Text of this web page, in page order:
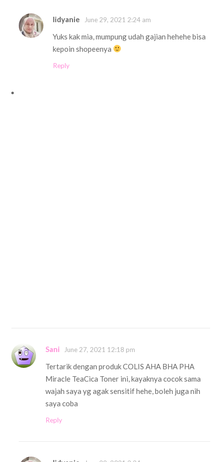
Iidyanie June 29, 2021 2:24 am
Yuks kak mia, mumpung udah gajian hehehe bisa
kepoin shopeenya
Reply
Sani June 27, 2021 12:18 pm
Tertarik dengan produk COLIS AHA BHA PHA
Miracle TeaCica Toner ini, kayaknya cocok sama
wajah saya yg agak sensitif hehe, boleh juga nih
saya coba
Reply